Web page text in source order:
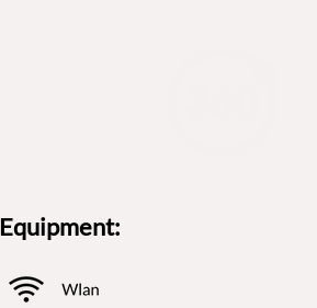
Equipment: